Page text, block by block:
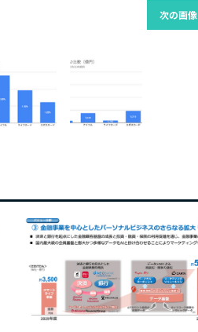
次の画像